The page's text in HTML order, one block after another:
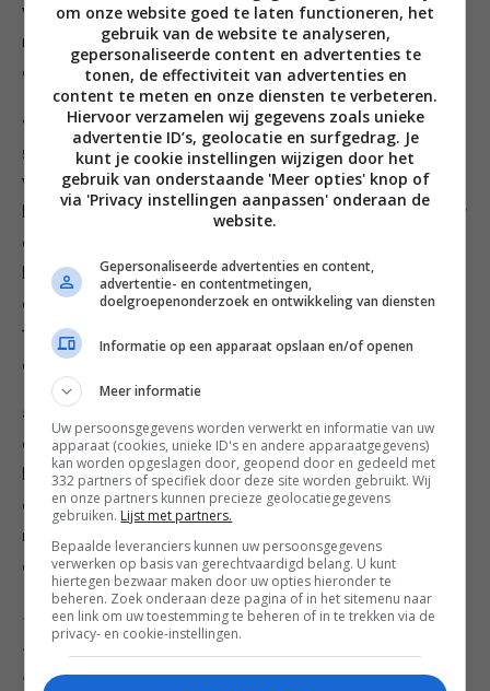
vocht uit het spinaziemengsel en doe het in een
mengkom. Snijd de dille fijn en roer erdoor. Verkruimel
de feta erboven.
4. Neem een deel deeg en druk het plat tot het net
groot genoeg is om 1 volle eetlepel van het
venkelmengsel te omvatten. Houd het deeg in je
handpalm, schep de vulling erop en knijp het deeg over
de vulling heen dicht zodat je deze niet meer ziet. Leg
het gevulde deeg op een met meel bestoven aanrecht,
druk met je hand plat en rol het daarna uit tot het 0,5-
1 centimeter dik is. Herhaal met de rest van het deeg
en de vulling.
5. Zet een grote koekenpan op middelhoog vuur en
doe er een paar eetlepels olijfolie in. Bak de gevulde
broodjes 2-3 minuten aan elke kant tot ze goudkleurig
en krokant zijn en serveer ze. Ze zijn warm het lekkerst
maar als je restjes hebt smaken ze de volgende dag
ook prima. Warm ze dan even op in de pan of oven.
Dit recept is afkomstig uit het gratis weekmenu met
recepten uit Cyprus. Het hele weekmenu kun je
downloaden door op onderstaande afbeelding te klikken.
om onze website goed te laten functioneren, het
gebruik van de website te analyseren,
gepersonaliseerde content en advertenties te
tonen, de effectiviteit van advertenties en
content te meten en onze diensten te verbeteren.
Hiervoor verzamelen wij gegevens zoals unieke
advertentie ID’s, geolocatie en surfgedrag. Je
kunt je cookie instellingen wijzigen door het
gebruik van onderstaande 'Meer opties' knop of
via 'Privacy instellingen aanpassen' onderaan de
website.
Gepersonaliseerde advertenties en content,
advertentie- en contentmetingen,
doelgroepenonderzoek en ontwikkeling van diensten
Informatie op een apparaat opslaan en/of openen
Meer informatie
Uw persoonsgegevens worden verwerkt en informatie van uw
apparaat (cookies, unieke ID's en andere apparaatgegevens)
kan worden opgeslagen door, geopend door en gedeeld met
332 partners of specifiek door deze site worden gebruikt. Wij
en onze partners kunnen precieze geolocatiegegevens
gebruiken. Lijst met partners.
Bepaalde leveranciers kunnen uw persoonsgegevens
verwerken op basis van gerechtvaardigd belang. U kunt
hiertegen bezwaar maken door uw opties hieronder te
beheren. Zoek onderaan deze pagina of in het sitemenu naar
een link om uw toestemming te beheren of in te trekken via de
privacy- en cookie-instellingen.